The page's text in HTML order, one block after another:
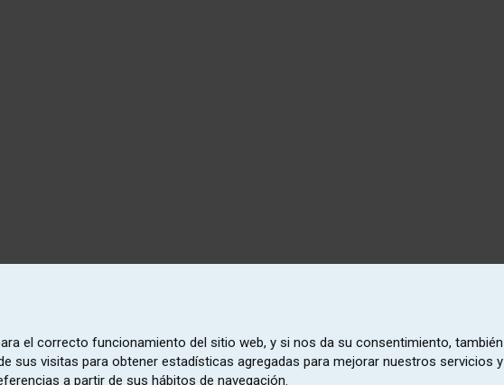
el correcto funcionamiento del sitio web, y si nos da su consentimiento, también
sus visitas para obtener estadísticas agregadas para mejorar nuestros servicios y
a partir de sus hábitos de navegación.